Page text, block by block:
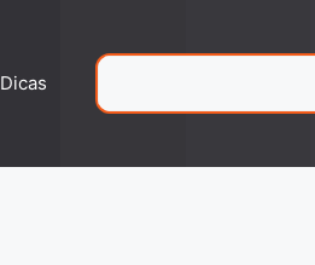
Dicas